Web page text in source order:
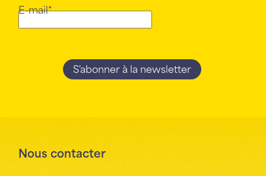
E-mail*
Nous contacter